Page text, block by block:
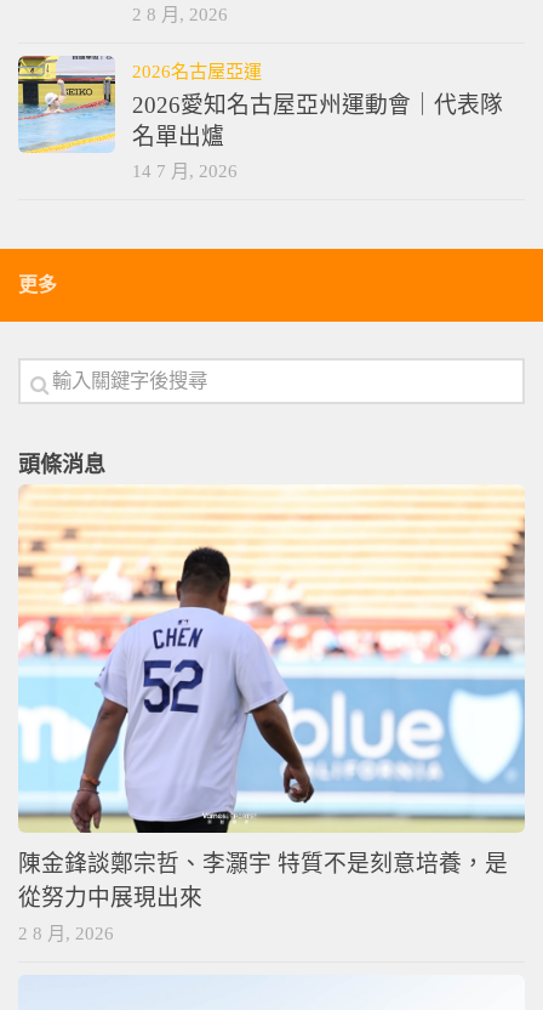
2 8 月, 2026
2026名古屋亞運
2026愛知名古屋亞州運動會｜代表隊
名單出爐
14 7 月, 2026
更多
頭條消息
陳金鋒談鄭宗哲、李灝宇 特質不是刻意培養，是
從努力中展現出來
2 8 月, 2026